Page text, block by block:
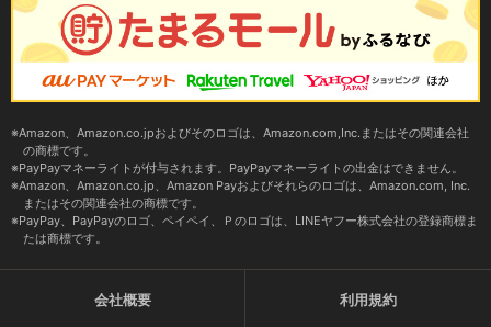
Amazon、Amazon.co.jpおよびそのロゴは、Amazon.com,Inc.またはその関連会社
の商標です。
PayPayマネーライトが付与されます。PayPayマネーライトの出金はできません。
Amazon、Amazon.co.jp、Amazon Payおよびそれらのロゴは、Amazon.com, Inc.
またはその関連会社の商標です。
PayPay、PayPayのロゴ、ペイペイ、Ｐのロゴは、LINEヤフー株式会社の登録商標ま
たは商標です。
会社概要 利用規約